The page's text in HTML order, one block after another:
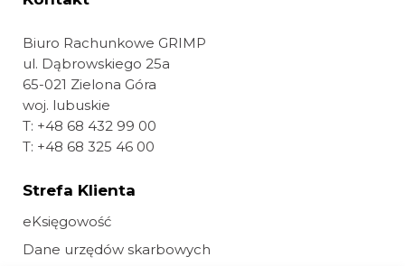
Biuro Rachunkowe GRIMP
ul. Dąbrowskiego 25a
65-021 Zielona Góra
woj. lubuskie
T: +48 68 432 99 00
T: +48 68 325 46 00
Strefa Klienta
eKsięgowość
Dane urzędów skarbowych